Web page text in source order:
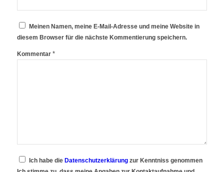
Meinen Namen, meine E-Mail-Adresse und meine Website in
diesem Browser für die nächste Kommentierung speichern.
Kommentar *
Ich habe die Datenschutzerklärungzur Kenntniss genommen